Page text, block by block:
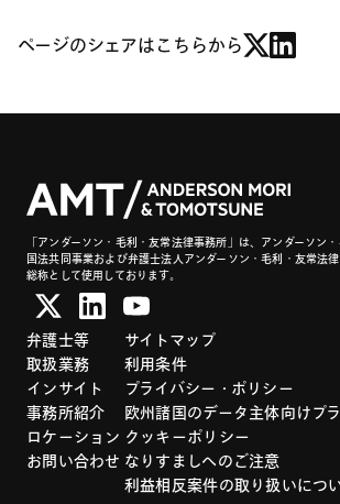
ページのシェアはこちらから
「アンダーソン・毛利・友常法律事務所」は、アンダーソン
国法共同事業および弁護士法人アンダーソン・毛利・友常法
総称として使用しております。
弁護士等
取扱業務
インサイト
事務所紹介
ロケーション
お問い合わせ
サイトマップ
利用条件
プライバシー・ポリシー
欧州諸国のデータ主体向けプ
クッキーポリシー
なりすましへのご注意
利益相反案件の取り扱いにつ